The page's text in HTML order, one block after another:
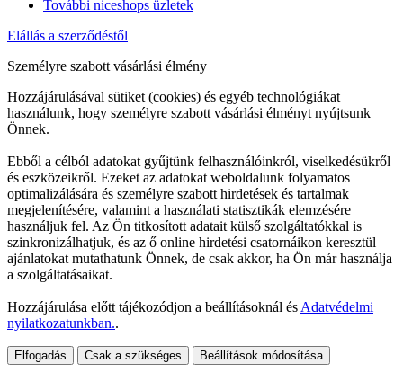
További niceshops üzletek
Elállás a szerződéstől
Személyre szabott vásárlási élmény
Hozzájárulásával sütiket (cookies) és egyéb technológiákat
használunk, hogy személyre szabott vásárlási élményt nyújtsunk
Önnek.
Ebből a célból adatokat gyűjtünk felhasználóinkról, viselkedésükről
és eszközeikről. Ezeket az adatokat weboldalunk folyamatos
optimalizálására és személyre szabott hirdetések és tartalmak
megjelenítésére, valamint a használati statisztikák elemzésére
használjuk fel. Az Ön titkosított adatait külső szolgáltatókkal is
szinkronizálhatjuk, és az ő online hirdetési csatornáikon keresztül
ajánlatokat mutathatunk Önnek, de csak akkor, ha Ön már használja
a szolgáltatásaikat.
Hozzájárulása előtt tájékozódjon a beállításoknál és Adatvédelmi
nyilatkozatunkban..
Elfogadás Csak a szükséges Beállítások módosítása